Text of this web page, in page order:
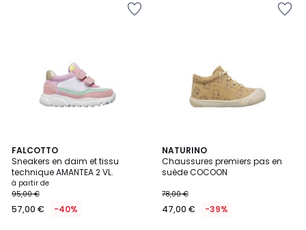
FALCOTTO
Sneakers en daim et tissu
technique AMANTEA 2 VL.
à partir de
95,00 €
57,00 € -40%
3
Couleurs
NATURINO
Chaussures premiers pas en
suède COCOON
78,00 €
47,00 € -39%